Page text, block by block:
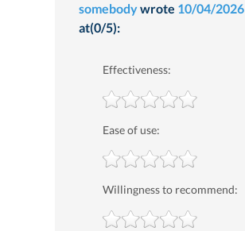
somebodywrote 10/04/2026
at(0/5):
Effectiveness:
Ease of use:
Willingness to recommend: